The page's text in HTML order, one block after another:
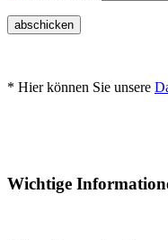
abschicken
* Hier können Sie unsere
Wichtige